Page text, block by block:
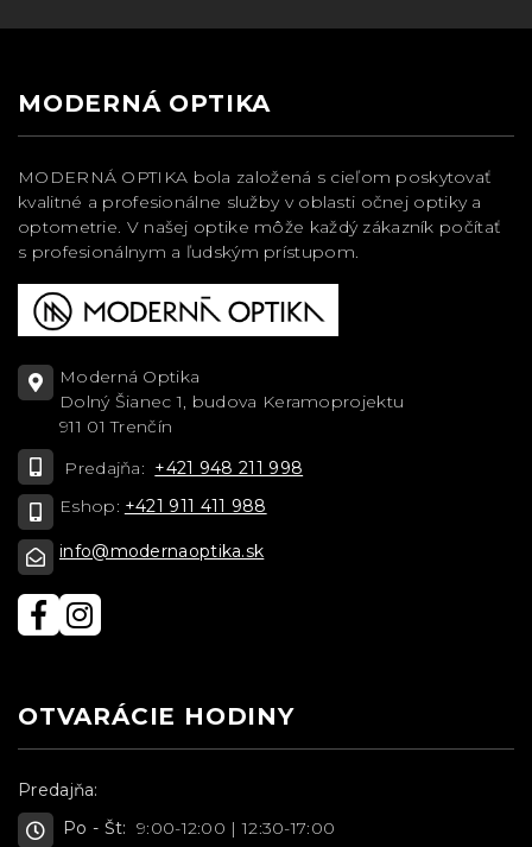
MODERNÁ OPTIKA
MODERNÁ OPTIKA bola založená s cieľom poskytovať
kvalitné a profesionálne služby v oblasti očnej optiky a
optometrie. V našej optike môže každý zákazník počítať
s profesionálnym a ľudským prístupom.
Moderná Optika
Dolný Šianec 1, budova Keramoprojektu
911 01 Trenčín
Predajňa: +421 948 211 998
Eshop: +421 911 411 988
info@modernaoptika.sk
OTVARÁCIE HODINY
Predajňa:
Po - Št: 9:00-12:00 | 12:30-17:00